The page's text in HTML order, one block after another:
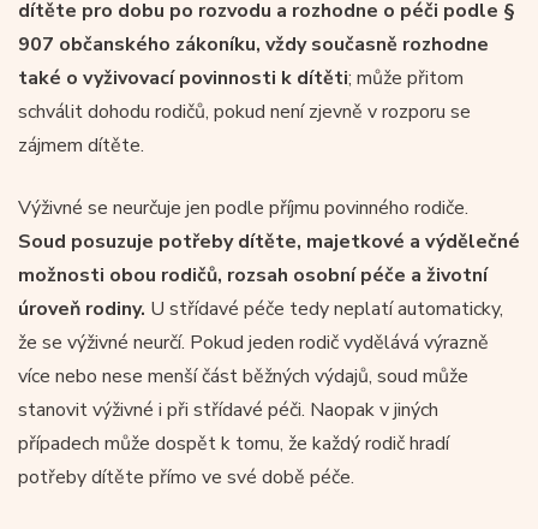
dítěte pro dobu po rozvodu a rozhodne o péči podle §
907 občanského zákoníku, vždy současně rozhodne
také o vyživovací povinnosti k dítěti; může přitom
schválit dohodu rodičů, pokud není zjevně v rozporu se
zájmem dítěte.
Výživné se neurčuje jen podle příjmu povinného rodiče.
Soud posuzuje potřeby dítěte, majetkové a výdělečné
možnosti obou rodičů, rozsah osobní péče a životní
úroveň rodiny. U střídavé péče tedy neplatí automaticky,
že se výživné neurčí. Pokud jeden rodič vydělává výrazně
více nebo nese menší část běžných výdajů, soud může
stanovit výživné i při střídavé péči. Naopak v jiných
případech může dospět k tomu, že každý rodič hradí
potřeby dítěte přímo ve své době péče.